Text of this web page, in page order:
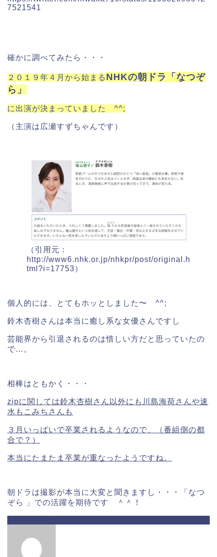
7521541
確かに調べてみたら・・・
２０１９年４月から始まる NHKの朝ドラ「なつぞ
ら」
に出演が決まっていました ^^;
（主演は広瀬すずちゃんです）
（引用元：
http://www6.nhk.or.jp/nhkpr/post/original.h
tml?i=17753）
個人的には、とてもホッとしました〜 ^^;
鈴木杏樹さんは本当に癒し系な女優さんですし
芸能界から引退されるのは惜しい方だと思っていたの
で…。
相棒はともかく・・・
zipに関しては鈴木杏樹さん以外にも川島海荷さんや速
水もこみちさんも
３月いっぱいで卒業されるようなので、（番組側の都
合で？）
本当にたまたま卒業が重なったようですね。
朝ドラは撮影が本当に大変と聞きますし・・・「なつ
ぞら 」での活躍を期待です ＾＾！